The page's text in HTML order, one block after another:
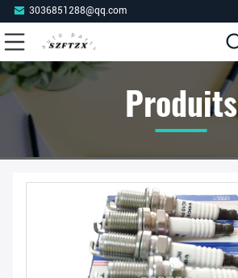
3036851288@qq.com
Produits